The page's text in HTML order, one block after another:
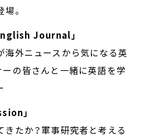
。
Journal」
海外ニュースから気になる英
の皆さんと一緒に英語を学
」
たか？軍事研究者と考える